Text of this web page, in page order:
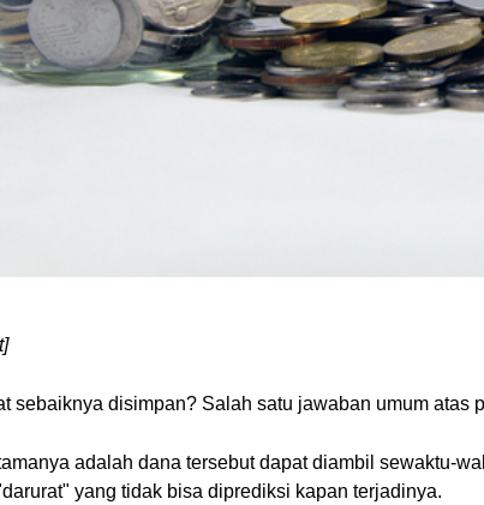
sebaiknya disimpan? Salah satu jawaban umum
adalah dana tersebut dapat diambil sewaktu-
yang tidak bisa diprediksi kapan terjadinya.